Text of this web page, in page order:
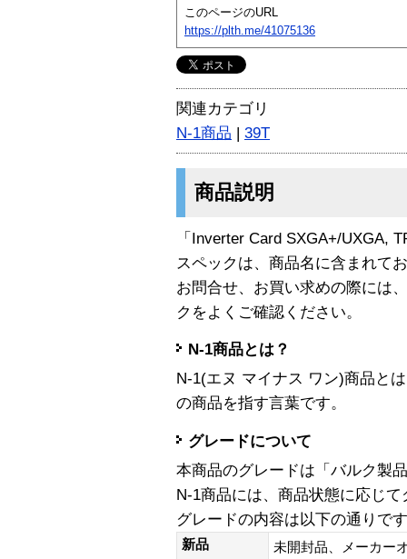
このページのURL
https://plth.me/41075136
関連カテゴリ
N-1商品 | 39T
商品説明
「Inverter Card SXGA+/UXGA,
スペックは、商品名に含まれて
お問合せ、お買い求めの際には
クをよくご確認ください。
N-1商品とは？
N-1(エヌ マイナス ワン)商品と
の商品を指す言葉です。
グレードについて
本商品のグレードは「バルク製
N-1商品には、商品状態に応じ
グレードの内容は以下の通りで
新品
未開封品、メーカー